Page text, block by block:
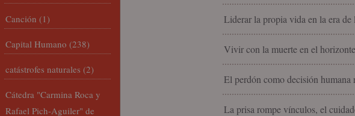
Liderar la propia vida en la era
Vivir con la muerte en el
El perdón como decisión humana
La prisa rompe vínculos, el
Canción (1)
Capital Humano (238)
catástrofes naturales (2)
Cátedra "Carmina Roca y
Rafael Pich-Aguiler" de